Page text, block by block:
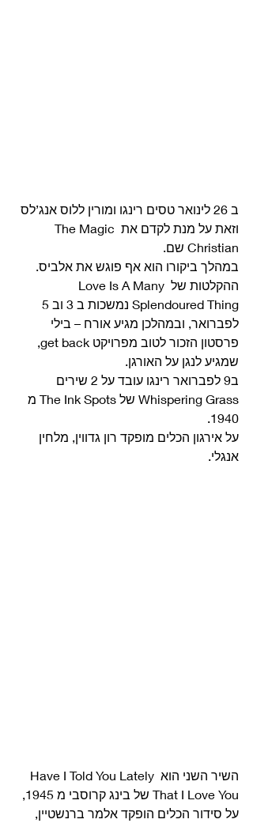
ב 26 לינואר טסים רינגו ומורין ללוס אנג’לס
וזאת על מנת לקדם את The Magic
Christian שם.
במהלך ביקורו הוא אף פוגש את אלביס.
ההקלטות של Love Is A Many
לפברואר, ובמהלכן מגיע אורח – בילי
פרסטון הזכור לטוב מפרויקט get back,
שמגיע לנגן על האורגן.
ב9 לפברואר רינגו עובד על 2 שירים
Whispering Grass של The Ink Spots מ
1940.
על אירגון הכלים מופקד רון גדווין, מלחין
אנגלי.
השיר השני הוא Have I Told You Lately
That I Love You של בינג קרוסבי מ 1945,
על סידור הכלים הופקד אלמר ברנשטיין,